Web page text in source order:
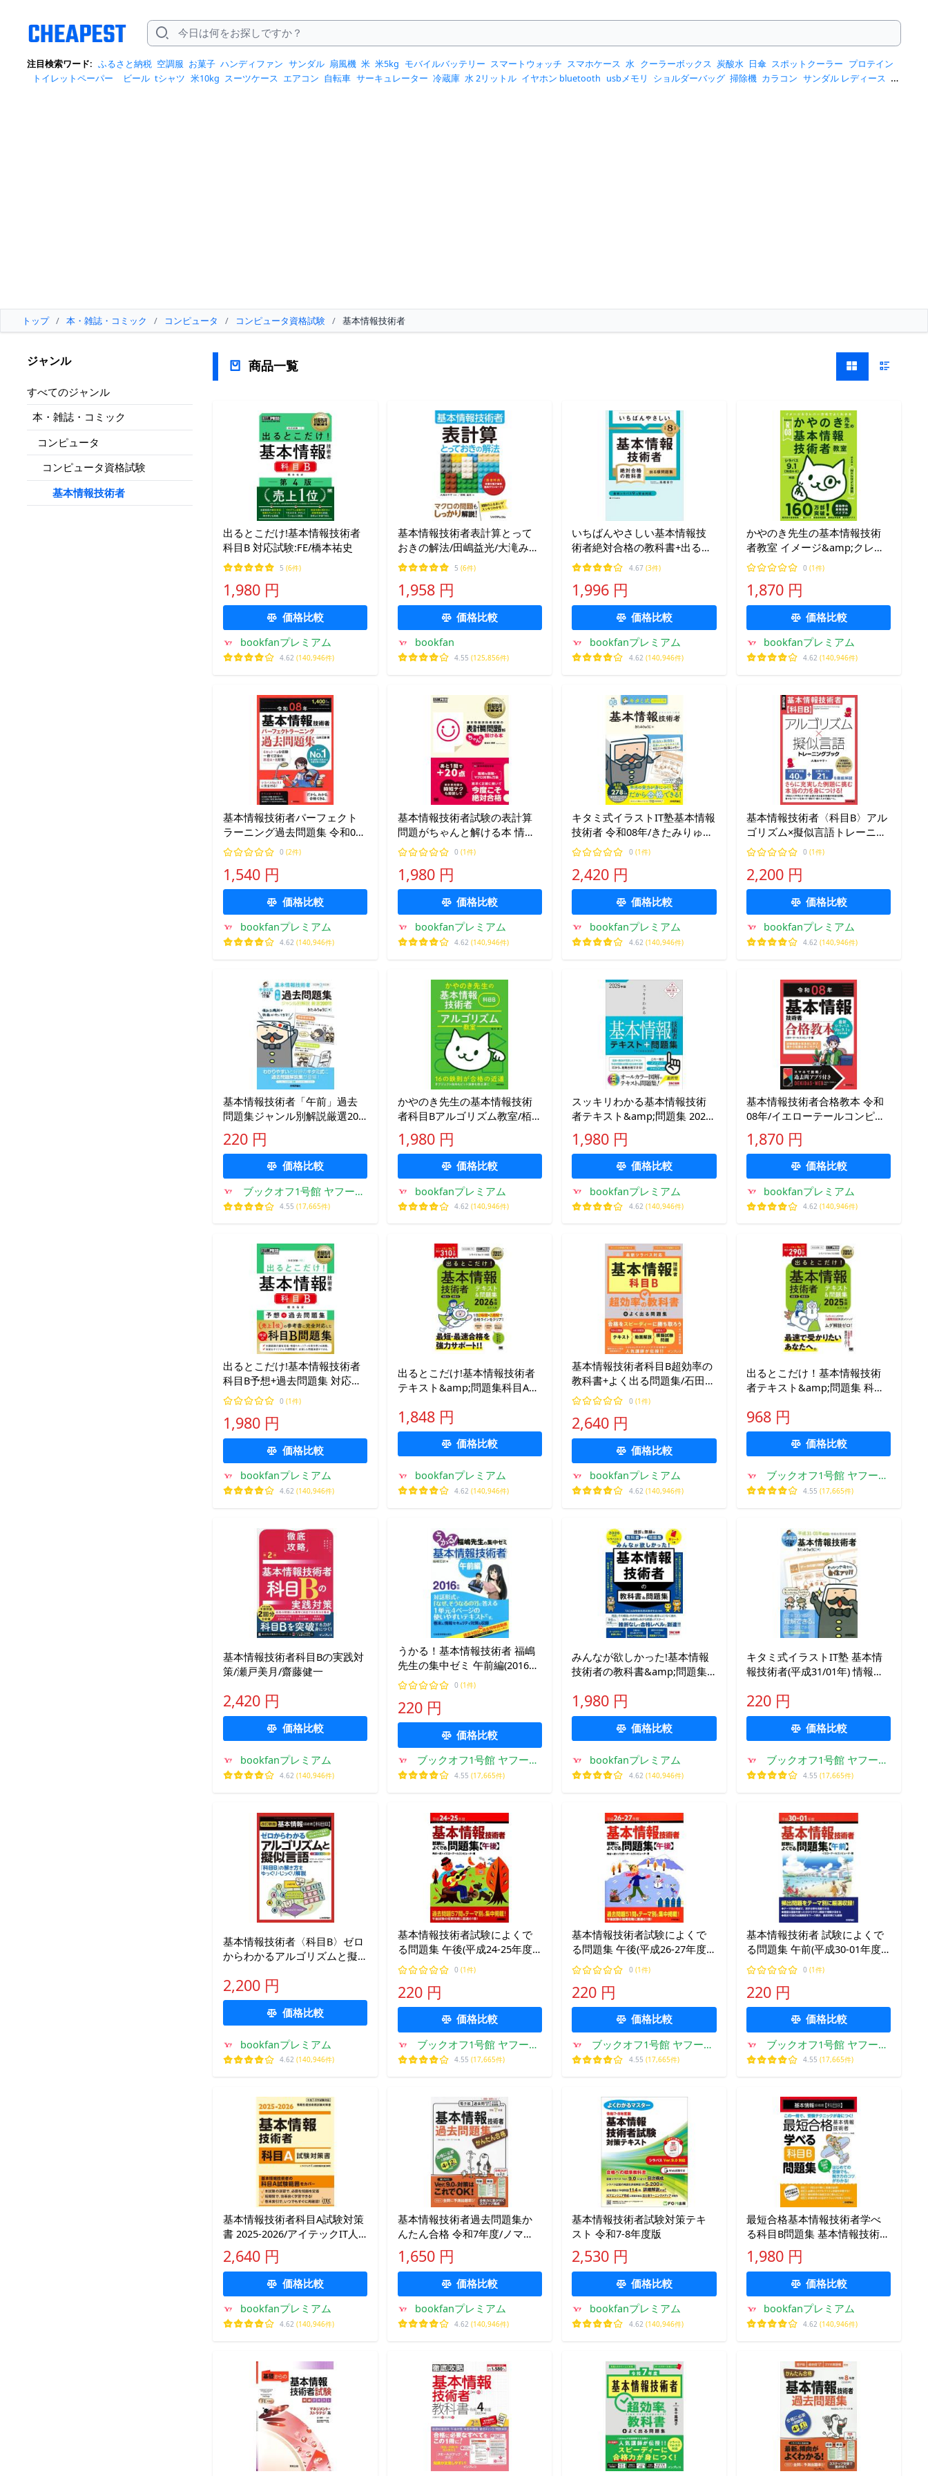
注目検索ワード: ふるさと納税 空調服 お菓子 ハンディファン サンダル 扇風機 米 米5kg モバイルバッテリー スマートウォッチ スマホケース 水 クーラーボックス 炭酸水 日傘 スポットクーラー プロテイン
トイレットペーパー
ビール tシャツ 米10kg スーツケース エアコン 自転車 サーキュレーター 冷蔵庫 水 2リットル イヤホン bluetooth usbメモリ ショルダーバッグ 掃除機 カラコン サンダル レディース ス
トップ / 本・雑誌・コミック / コンピュータ / コンピュータ資格試験 / 基本情報技術者
ジャンル
すべてのジャンル
本・雑誌・コミック
コンピュータ
コンピュータ資格試験
基本情報技術者
商品一覧
出るとこだけ!基本情報技術者
科目B 対応試験:FE/橋本祐史
5 (6件)
1,980 円
価格比較
bookfanプレミアム
4.62 (140,946件)
基本情報技術者表計算とって
おきの解法/田嶋益光/大滝みや
子
5 (6件)
1,958 円
価格比較
bookfan
4.55 (125,856件)
いちばんやさしい基本情報技
術者絶対合格の教科書+出る順
問題集 令和8年度/高橋京介
4.67 (3件)
1,996 円
価格比較
bookfanプレミアム
4.62 (140,946件)
かやのき先生の基本情報技術
者教室 イメージ&amp;クレバ
ー方式でよくわかる 令和08年/
栢木厚
0 (1件)
1,870 円
価格比較
bookfanプレミアム
4.62 (140,946件)
基本情報技術者パーフェクト
ラーニング過去問題集 令和08
年/山本三雄
0 (2件)
1,540 円
価格比較
bookfanプレミアム
4.62 (140,946件)
基本情報技術者試験の表計算
問題がちゃんと解ける本 情報
処理技術者試験学習書/長谷川
美幸
0 (1件)
1,980 円
価格比較
bookfanプレミアム
4.62 (140,946件)
キタミ式イラストIT塾基本情報
技術者 令和08年/きたみりゅう
じ
0 (1件)
2,420 円
価格比較
bookfanプレミアム
4.62 (140,946件)
基本情報技術者〈科目B〉アル
ゴリズム×擬似言語トレーニン
グブック/大滝みや子
0 (1件)
2,200 円
価格比較
bookfanプレミアム
4.62 (140,946件)
基本情報技術者「午前」過去
問題集ジャンル別解説厳選200
問 キタミ式イラストIT塾/きた
みりゅうじ(
220 円
価格比較
ブックオフ1号館 ヤフーシ
ョッピング店
4.55 (17,665件)
かやのき先生の基本情報技術
者科目Bアルゴリズム教室/栢木
厚
1,980 円
価格比較
bookfanプレミアム
4.62 (140,946件)
スッキリわかる基本情報技術
者テキスト&amp;問題集 2026
年度版/TAC情報処理講座
1,980 円
価格比較
bookfanプレミアム
4.62 (140,946件)
基本情報技術者合格教本 令和
08年/イエローテールコンピュ
ータ
1,870 円
価格比較
bookfanプレミアム
4.62 (140,946件)
出るとこだけ!基本情報技術者
科目B予想+過去問題集 対応試
験:FE/橋本祐史
0 (1件)
1,980 円
価格比較
bookfanプレミアム
4.62 (140,946件)
出るとこだけ!基本情報技術者
テキスト&amp;問題集科目A科
久雄
1,848 円
価格比較
bookfanプレミアム
4.62 (140,946件)
基本情報技術者科目B超効率の
教科書+よく出る問題集/石田宏
実
0 (1件)
2,640 円
価格比較
bookfanプレミアム
4.62 (140,946件)
出るとこだけ！基本情報技術
者テキスト&amp;問題集 科目A
者試験学習
968 円
価格比較
ブックオフ1号館 ヤフーシ
ョッピング店
4.55 (17,665件)
基本情報技術者科目Bの実践対
策/瀬戸美月/齋藤健一
2,420 円
価格比較
bookfanプレミアム
4.62 (140,946件)
うかる！基本情報技術者 福嶋
先生の集中ゼミ 午前編(2016年
版)/福嶋宏訓(著者)
0 (1件)
220 円
価格比較
ブックオフ1号館 ヤフーシ
ョッピング店
4.55 (17,665件)
みんなが欲しかった!基本情報
技術者の教科書&amp;問題集
試験研究会
1,980 円
価格比較
bookfanプレミアム
4.62 (140,946件)
キタミ式イラストIT塾 基本情
報技術者(平成31/01年) 情報処
220 円
価格比較
ブックオフ1号館 ヤフーシ
ョッピング店
4.55 (17,665件)
基本情報技術者〈科目B〉ゼロ
からわかるアルゴリズムと擬
テールコンピュータ/角谷一成
2,200 円
価格比較
bookfanプレミアム
4.62 (140,946件)
基本情報技術者試験によくで
る問題集 午後(平成24-25年度)/
角谷一成,イエローテールコン
ピュー
0 (1件)
220 円
価格比較
ブックオフ1号館 ヤフーシ
ョッピング店
4.55 (17,665件)
基本情報技術者試験によくで
る問題集 午後(平成26-27年度)/
角谷一成,イエローテールコン
ピュー
0 (1件)
220 円
価格比較
ブックオフ1号館 ヤフーシ
ョッピング店
4.55 (17,665件)
基本情報技術者 試験によくで
る問題集 午前(平成30-01年度)/
イエローテールコンピュータ
(著者)
0 (1件)
220 円
価格比較
ブックオフ1号館 ヤフーシ
ョッピング店
4.55 (17,665件)
基本情報技術者科目A試験対策
書 2025-2026/アイテックIT人
材教育研究部
2,640 円
価格比較
bookfanプレミアム
4.62 (140,946件)
基本情報技術者過去問題集か
んたん合格 令和7年度/ノマ
ド・ワークス
1,650 円
価格比較
bookfanプレミアム
4.62 (140,946件)
基本情報技術者試験対策テキ
スト 令和7-8年度版
2,530 円
価格比較
bookfanプレミアム
4.62 (140,946件)
最短合格基本情報技術者学べ
る科目B問題集 基本情報技術者
〈科目B〉/イエローテールコン
ピュータ
1,980 円
価格比較
bookfanプレミアム
4.62 (140,946件)